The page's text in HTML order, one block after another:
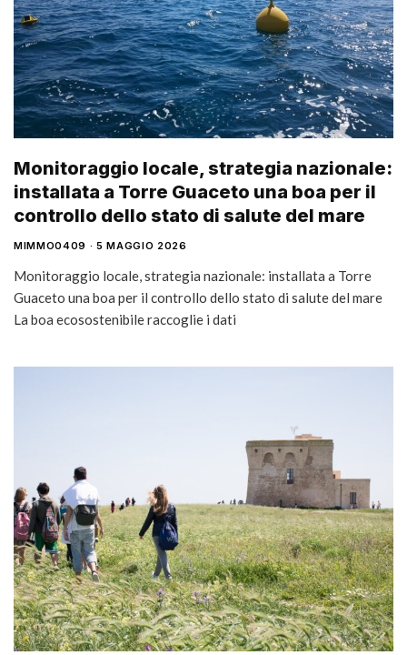
Monitoraggio locale, strategia nazionale:
installata a Torre Guaceto una boa per il
controllo dello stato di salute del mare
MIMMO0409 5 MAGGIO 2026
Monitoraggio locale, strategia nazionale: installata a Torre
Guaceto una boa per il controllo dello stato di salute del mare
La boa ecosostenibile raccoglie i dati